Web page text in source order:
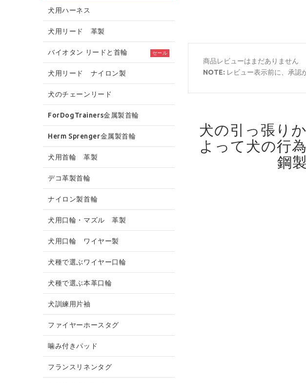
商品レビューはまだありません
NOTE: レビュー表示前に、承認
犬の引っ張り
よって犬の行
鋼
犬用ハーネス
犬用リード 革製
バイオタン リードと首輪 セール
犬用リード ナイロン製
犬のチェーンリード
ForDogTrainers金属製首輪
Herm Sprenger金属製首輪
犬用首輪 革製
デコ革製首輪
ナイロン製首輪
犬用口輪・マズル 革製
犬用口輪 ワイヤー製
犬種で選ぶワイヤー口輪
犬種で選ぶ本革口輪
犬訓練用片袖
ファイヤーホースタグ
噛み付きパッド
フランスリネンタグ